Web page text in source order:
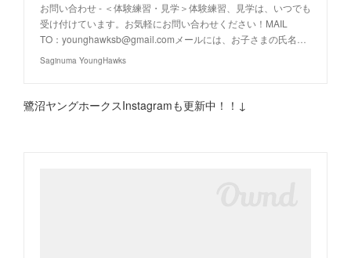
お問い合わせ - ＜体験練習・見学＞体験練習、見学は、いつでも
受け付けています。お気軽にお問い合わせください！MAIL
TO：younghawksb@gmail.comメールには、お子さまの氏名…
Saginuma YoungHawks
鷺沼ヤングホークスInstagramも更新中！！↓